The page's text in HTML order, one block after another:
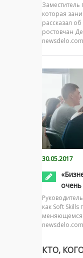
которая
рассказал
ростовчан
newsdelo.com
30.05.2017
как Soft
newsdelo.com
КТО,